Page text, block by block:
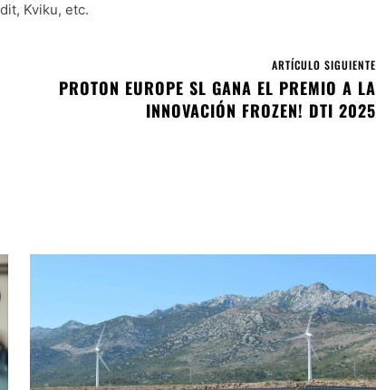
Kviku, etc.
ARTÍCULO SIGUIENTE
PROTON EUROPE SL GANA EL PREMIO A LA
INNOVACIÓN FROZEN! DTI 2025